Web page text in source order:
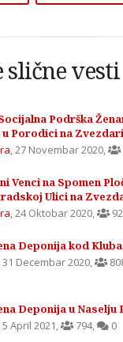
slične vesti
Podrška
u Porodici na Zvezdari
,27 Novembar 2020,
Venci na Spomen
Ulici na
,24 Oktobar 2020,
Deponija kod
31 Decembar 2020,
Deponija u
5 April 2021, 794, 0